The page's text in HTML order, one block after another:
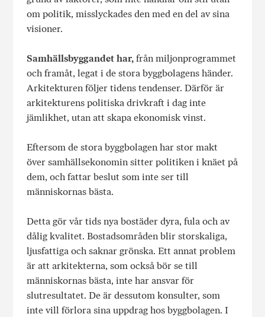
om politik, misslyckades den med en del av sina
visioner.
Samhällsbyggandet har,från miljonprogrammet
och framåt, legat i de stora byggbolagens händer.
Arkitekturen följer tidens tendenser. Därför är
arkitekturens politiska drivkraft i dag inte
jämlikhet, utan att skapa ekonomisk vinst.
Eftersom de stora byggbolagen har stor makt
över samhällsekonomin sitter politiken i knäet på
dem, och fattar beslut som inte ser till
människornas bästa.
Detta gör vår tids nya bostäder dyra, fula och av
dålig kvalitet. Bostadsområden blir storskaliga,
ljusfattiga och saknar grönska. Ett annat problem
är att arkitekterna, som också bör se till
människornas bästa, inte har ansvar för
slutresultatet. De är dessutom konsulter, som
inte vill förlora sina uppdrag hos byggbolagen. I